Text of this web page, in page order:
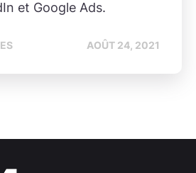
et Google Ads.
AOÛT 24, 2021